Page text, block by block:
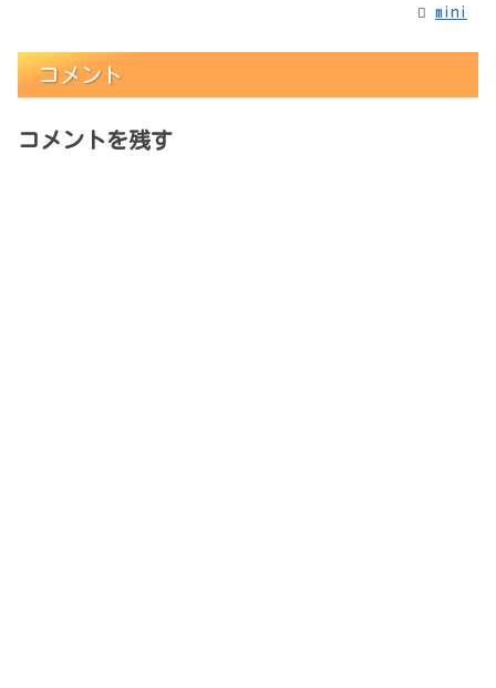
mini
コメント
コメントを残す